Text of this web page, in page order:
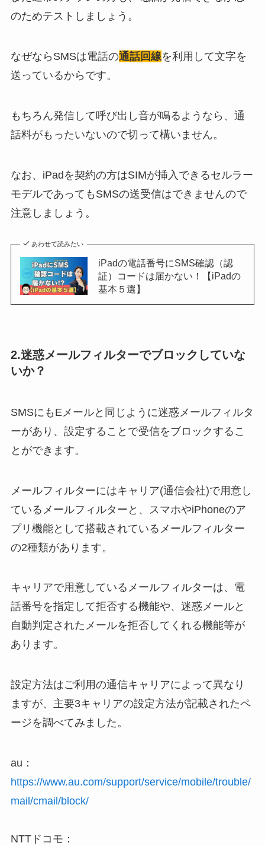
のためテストしましょう。
なぜならSMSは電話の通話回線を利用して文字を
送っているからです。
もちろん発信して呼び出し音が鳴るようなら、通
話料がもったいないので切って構いません。
なお、iPadを契約の方はSIMが挿入できるセルラー
モデルであってもSMSの送受信はできませんので
注意しましょう。
あわせて読みたい
iPadの電話番号にSMS確認（認
証）コードは届かない！【iPadの
基本５選】
2.迷惑メールフィルターでブロックしていな
いか？
SMSにもEメールと同じように迷惑メールフィルタ
ーがあり、設定することで受信をブロックするこ
とができます。
メールフィルターにはキャリア(通信会社)で用意し
ているメールフィルターと、スマホやiPhoneのア
プリ機能として搭載されているメールフィルター
の2種類があります。
キャリアで用意しているメールフィルターは、電
話番号を指定して拒否する機能や、迷惑メールと
自動判定されたメールを拒否してくれる機能等が
あります。
設定方法はご利用の通信キャリアによって異なり
ますが、主要3キャリアの設定方法が記載されたペ
ージを調べてみました。
au：
https://www.au.com/support/service/mobile/trouble/
mail/cmail/block/
NTTドコモ：